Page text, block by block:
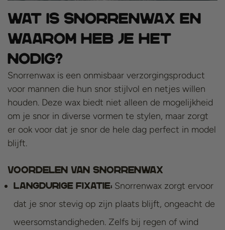
Wat is Snorrenwax en
Waarom Heb Je Het
Nodig?
Snorrenwax is een onmisbaar verzorgingsproduct
voor mannen die hun snor stijlvol en netjes willen
houden. Deze wax biedt niet alleen de mogelijkheid
om je snor in diverse vormen te stylen, maar zorgt
er ook voor dat je snor de hele dag perfect in model
blijft.
Voordelen van Snorrenwax
Langdurige fixatie: Snorrenwax zorgt ervoor
dat je snor stevig op zijn plaats blijft, ongeacht de
weersomstandigheden. Zelfs bij regen of wind